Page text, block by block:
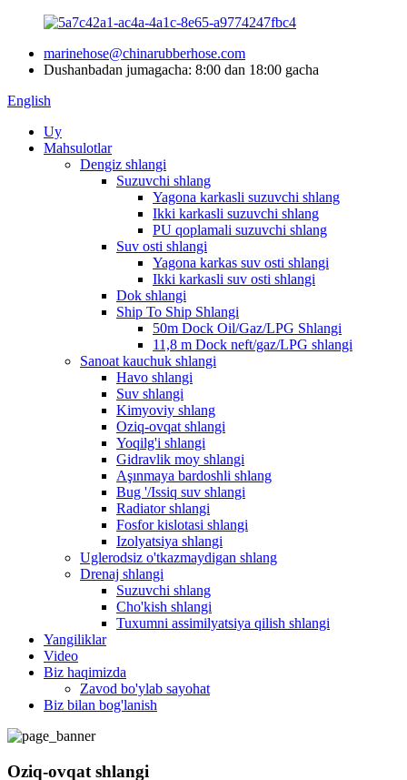
marinehose@chinarubberhose.com
Dushanbadan jumagacha: 8:00 dan 18:00 gacha
English
Uy
Mahsulotlar
Dengiz shlangi
Suzuvchi shlang
Yagona karkasli suzuvchi shlang
Ikki karkasli suzuvchi shlang
PU qoplamali suzuvchi shlang
Suv osti shlangi
Yagona karkas suv osti shlangi
Ikki karkasli suv osti shlangi
Dok shlangi
Ship To Ship Shlangi
50m Dock Oil/Gaz/LPG Shlangi
11,8 m Dock neft/gaz/LPG shlangi
Sanoat kauchuk shlangi
Havo shlangi
Suv shlangi
Kimyoviy shlang
Oziq-ovqat shlangi
Yoqilg'i shlangi
Gidravlik moy shlangi
Aşınmaya bardoshli shlang
Bug '/Issiq suv shlangi
Radiator shlangi
Fosfor kislotasi shlangi
Izolyatsiya shlangi
Uglerodsiz o'tkazmaydigan shlang
Drenaj shlangi
Suzuvchi shlang
Cho'kish shlangi
Tuxumni assimilyatsiya qilish shlangi
Yangiliklar
Video
Biz haqimizda
Zavod bo'ylab sayohat
Biz bilan bog'lanish
Oziq-ovqat shlangi